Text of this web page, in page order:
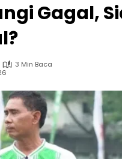
Gagal,
3 Min Baca